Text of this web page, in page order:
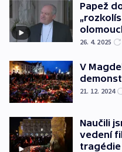
Papež
26. 4. 2025
V
21. 12. 2024
Naučili
vedení
tragédie